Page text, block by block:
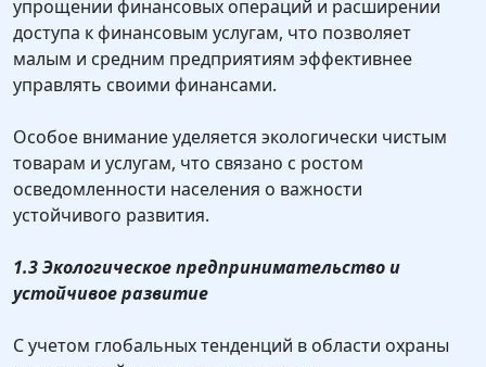
упрощении финансовых операций и расширении
доступа к финансовым услугам, что позволяет
малым и средним предприятиям эффективнее
управлять своими финансами.
Особое внимание уделяется экологически чистым
товарам и услугам, что связано с ростом
осведомленности населения о важности
устойчивого развития.
1.3 Экологическое предпринимательство и
устойчивое развитие
С учетом глобальных тенденций в области охраны